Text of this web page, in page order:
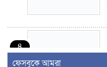
৪
ফেসবুকে আমরা